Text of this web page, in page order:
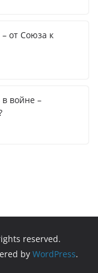
от Союза к
войне –
reserved.
by WordPress.